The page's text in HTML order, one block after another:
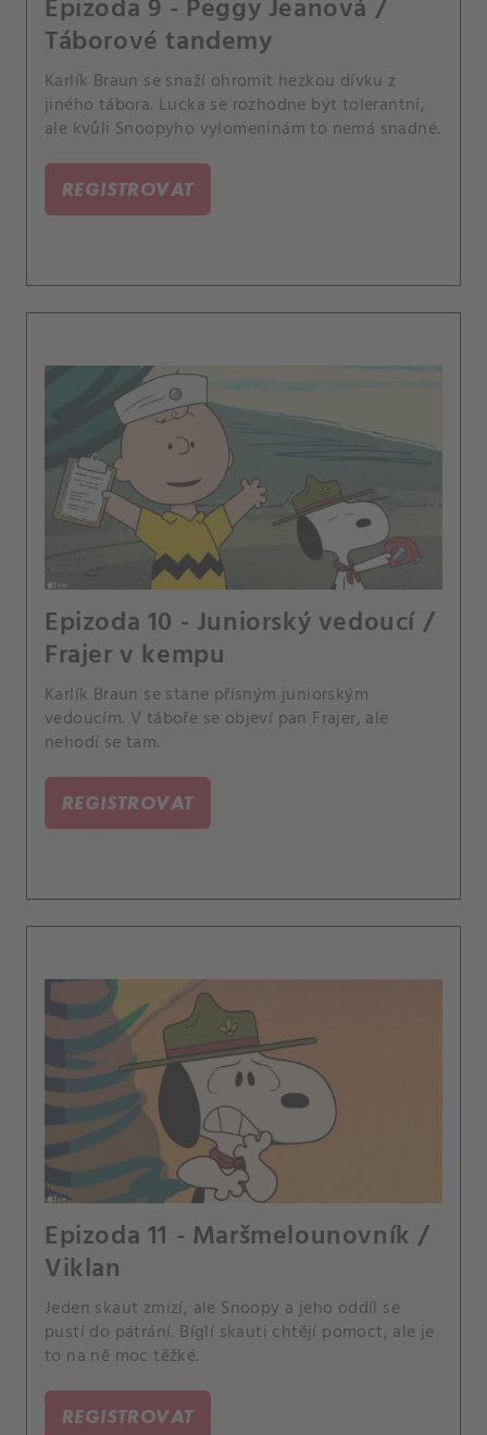
Epizoda 9 - Peggy Jeanová /
Táborové tandemy
Karlík Braun se snaží ohromit hezkou dívku z
jiného tábora. Lucka se rozhodne být tolerantní,
ale kvůli Snoopyho vylomeninám to nemá snadné.
REGISTROVAT
Epizoda 10 - Juniorský vedoucí /
Frajer v kempu
Karlík Braun se stane přísným juniorským
vedoucím. V táboře se objeví pan Frajer, ale
nehodí se tam.
REGISTROVAT
Epizoda 11 - Maršmelounovník /
Viklan
Jeden skaut zmizí, ale Snoopy a jeho oddíl se
pustí do pátrání. Bíglí skauti chtějí pomoct, ale je
to na ně moc těžké.
REGISTROVAT